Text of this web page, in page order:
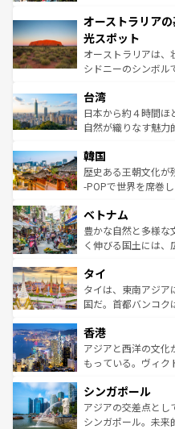
部のニューオーリン
文化が魅力。旅行者
しみながら、その多
るだろう。車でのロ
情報は
ワイ島は見逃せない
島だが、静かな自然
おすすめ。エメラル
文化や歴史が息づい
人々、おいしいロー
ク、伝統的なフラダ
っている。訪れるた
はコンテンツ一覧
オーストラリア
光スポット
オーストラリアは、
シドニーのシンボル
リアリーフや大陸中
ク）、タスマニアの
ど、見どころがたく
いる。アクティビテ
ビング、ハイキング
い。オーストラリア
参照してほしい。
台湾
日本から約４時間ほ
自然が織りなす魅力
ン）、静ひつな山岳
と山間の静けさが共
驚きをもたらしてく
容にもいいと評判の
が味わえ
照してほしい。
韓国
歴史ある王朝文化が
-POPで世界を席巻
き、地方に足を延ば
できる。そして、キ
まで、さまざまな韓
リティに包まれなが
覧を参照してほしい
ベトナム
豊かな自然と多様な
く伸びる国土には、
急速な発展と共に伝
ーチミン市のフラン
醸し出している。ま
とつ。フォーやバイ
ひ現地で味わいたい
が旅行者を迎えてく
参照してほしい。
タイ
タイは、東南アジア
国だ。首都バンコク
の活気が交差してい
帯で自然と触れ合い
いビーチでリゾート
激する。気候は一年
が待っている。親し
た文化、そして多様
香港
アジアと西洋の文化
もっている。ヴィク
み、どこを訪れても
ており、効率よく見
うな絶景から文化的
シンガポール
アジアの交差点とし
シンガポール。未来